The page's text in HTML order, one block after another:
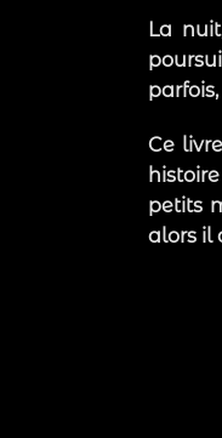
La
Ce
petits
alors il